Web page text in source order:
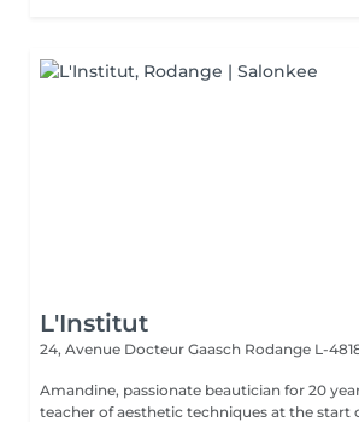
L'Institut
24, Avenue Docteur Gaasch Rodange L-
Amandine, passionate beautician for 20 years,
teacher of aesthetic techniques at the start